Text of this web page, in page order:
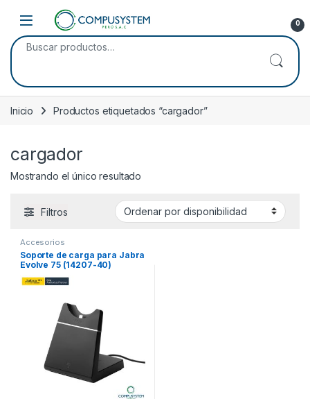
Skip to navigation
Skip to content
Open 0
Buscar por:
Inicio Productos etiquetados “cargador”
cargador
Mostrando el único resultado
Filtros
Accesorios
Soporte de carga para Jabra
Evolve 75 (14207-40)